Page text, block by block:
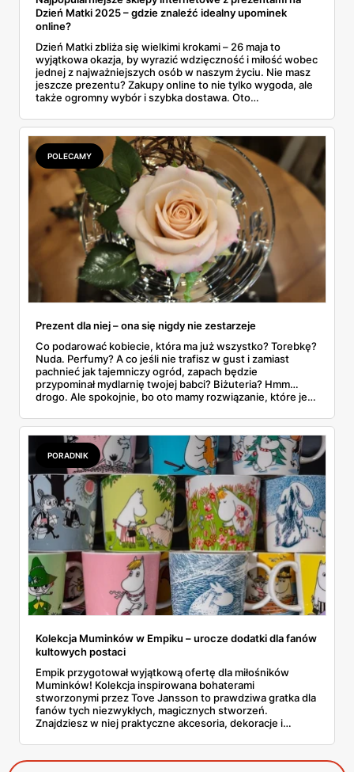
Dzień Matki 2025 – gdzie znaleźć idealny upominek
online?
Dzień Matki zbliża się wielkimi krokami – 26 maja to
wyjątkowa okazja, by wyrazić wdzięczność i miłość wobec
jednej z najważniejszych osób w naszym życiu. Nie masz
jeszcze prezentu? Zakupy online to nie tylko wygoda, ale
także ogromny wybór i szybka dostawa. Oto
Dzień Mamy, w których na pewno znajdziesz coś
wyjątkowego!
POLECAMY
Prezent dla niej – ona się nigdy nie zestarzeje
Co podarować kobiecie, która ma już wszystko? Torebkę?
Nuda. Perfumy? A co jeśli nie trafisz w gust i zamiast
pachnieć jak tajemniczy ogród, zapach będzie
przypominał mydlarnię twojej babci? Biżuteria? Hmm…
drogo. Ale spokojnie, bo oto mamy rozwiązanie, które jest
róża w szkle LED – bo przecież najlepszy prezent dla niej
to taki, który nigdy nie zwiędnie. Dosłownie.
PORADNIK
Kolekcja Muminków w Empiku – urocze dodatki dla fanów
kultowych postaci
Empik przygotował wyjątkową ofertę dla miłośników
Muminków! Kolekcja inspirowana bohaterami
stworzonymi przez Tove Jansson to prawdziwa gratka dla
fanów tych niezwykłych, magicznych stworzeń.
Znajdziesz w niej praktyczne akcesoria, dekoracje i
element codziennego użytku, jak i prezent. Sprawdź, co
przygotowano w tej uroczej kolekcji dostępnej wyłącznie